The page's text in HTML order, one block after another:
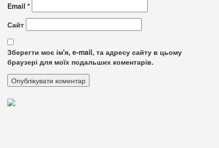
Email *
Сайт
Зберегти моє ім'я, e-mail, та адресу сайту в цьому
браузері для моїх подальших коментарів.